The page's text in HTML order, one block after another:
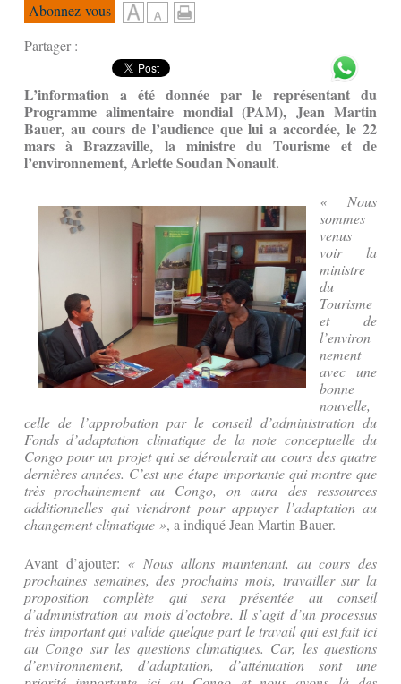
Abonnez-vous
Partager :
L’information a été donnée par le représentant du
Programme alimentaire mondial (PAM), Jean Martin
Bauer, au cours de l’audience que lui a accordée, le 22
mars à Brazzaville, la ministre du Tourisme et de
l’environnement, Arlette Soudan Nonault.
« Nous
sommes
venus
voir la
ministre
du
Tourisme
et de
l’environ
nement
avec une
bonne
nouvelle,
celle de l’approbation par le conseil d’administration du
Fonds d’adaptation climatique de la note conceptuelle du
Congo pour un projet qui se déroulerait au cours des quatre
dernières années. C’est une étape importante qui montre que
très prochainement au Congo, on aura des ressources
additionnelles qui viendront pour appuyer l’adaptation au
changement climatique », a indiqué Jean Martin Bauer.
Avant d’ajouter: « Nous allons maintenant, au cours des
prochaines semaines, des prochains mois, travailler sur la
proposition complète qui sera présentée au conseil
d’administration au mois d’octobre. Il s’agit d’un processus
très important qui valide quelque part le travail qui est fait ici
au Congo sur les questions climatiques. Car, les questions
d’environnement, d’adaptation, d’atténuation sont une